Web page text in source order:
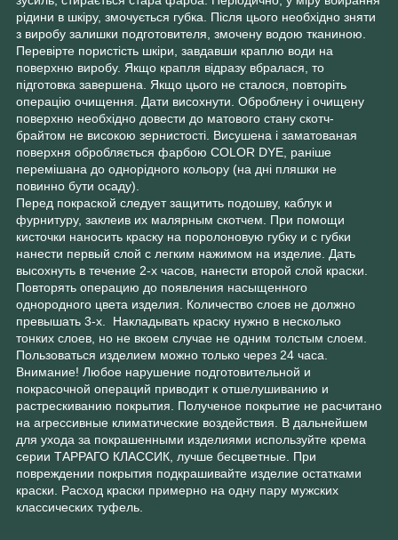
рідини в шкіру, змочується губка. Після цього необхідно зняти
з виробу залишки подготовителя, змочену водою тканиною.
Перевірте пористість шкіри, завдавши краплю води на
поверхню виробу. Якщо крапля відразу вбралася, то
підготовка завершена. Якщо цього не сталося, повторіть
операцію очищення. Дати висохнути. Оброблену і очищену
поверхню необхідно довести до матового стану скотч-
брайтом не високою зернистості. Висушена і заматованая
поверхня обробляється фарбою COLOR DYE, раніше
перемішана до однорідного кольору (на дні пляшки не
повинно бути осаду).
Перед покраской следует защитить подошву, каблук и
фурнитуру, заклеив их малярным скотчем. При помощи
кисточки наносить краску на поролоновую губку и с губки
нанести первый слой с легким нажимом на изделие. Дать
высохнуть в течение 2-х часов, нанести второй слой краски.
Повторять операцию до появления насыщенного
однородного цвета изделия. Количество слоев не должно
превышать 3-х. Накладывать краску нужно в несколько
тонких слоев, но не вкоем случае не одним толстым слоем.
Пользоваться изделием можно только через 24 часа.
Внимание! Любое нарушение подготовительной и
покрасочной операций приводит к отшелушиванию и
растрескиванию покрытия. Полученое покрытие не расчитано
на агрессивные климатические воздействия. В дальнейшем
для ухода за покрашенными изделиями используйте крема
серии ТАРРАГО КЛАССИК, лучше бесцветные. При
повреждении покрытия подкрашивайте изделие остатками
краски. Расход краски примерно на одну пару мужских
классических туфель.